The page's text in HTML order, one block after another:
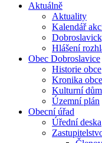
Aktuálně
Aktuality
Kalendář
Hlášení
Obec Dobroslavice
Historie obce
Kronika obce
Kulturní dům
Územní plán
Obecní úřad
Úřední deska